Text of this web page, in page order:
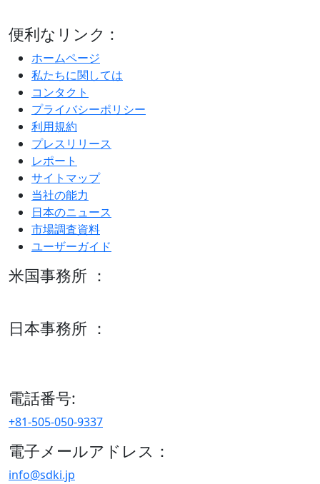
便利なリンク :
ホームページ
私たちに関しては
コンタクト
プライバシーポリシー
利用規約
プレスリリース
レポート
サイトマップ
当社の能力
日本のニュース
市場調査資料
ユーザーガイド
米国事務所 ：
日本事務所 ：
電話番号:
+81-505-050-9337
電子メールアドレス：
info@sdki.jp